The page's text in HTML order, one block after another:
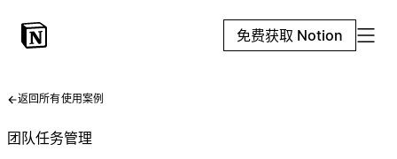
免费获取 Notion
返回所有使用案例
团队任务管理